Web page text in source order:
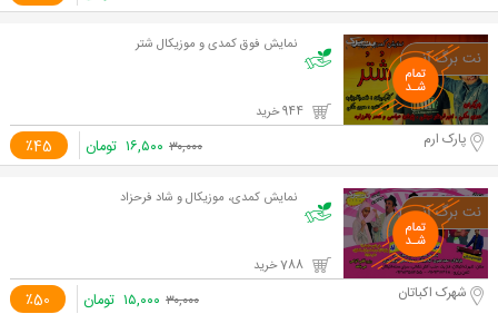
نمایش فوق کمدی و موزیکال شتر
٪45 پارک ارم ۳۰,۰۰۰ ۱۶,۵۰۰ تومان
نمایش کمدی، موزیکال و شاد فرحزاد
٪50 شهرک اکباتان ۳۰,۰۰۰ ۱۵,۰۰۰ تومان